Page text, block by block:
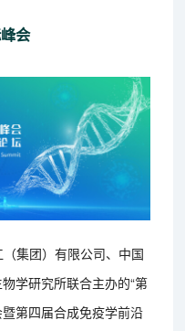
会
集团）有限公司、中国
学研究所联合主办的“第
第四届合成免疫学前沿